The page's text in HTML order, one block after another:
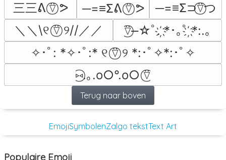
三三ᕕ ⍢⃝ ᕗ
─=≡Σᕕ ⍢⃝ ᕗ
─=≡Σ⊃⍢⃝つ
＼＼\୧ ⍢⃝ ୨//／／
⍢⃝━☆ﾟ. ҉*･｡ﾟ ҉*:.｡
✧･ﾟ: *✧･ﾟ:* ୧ ⍢⃝ ୨ *:･ﾟ✧*:･ﾟ✧
⑅⃝.｡.o○°.o○ ⍢⃝
Terug naar boven
EmojiSymbolenZalgo tekstText Art
Populaire Emoji